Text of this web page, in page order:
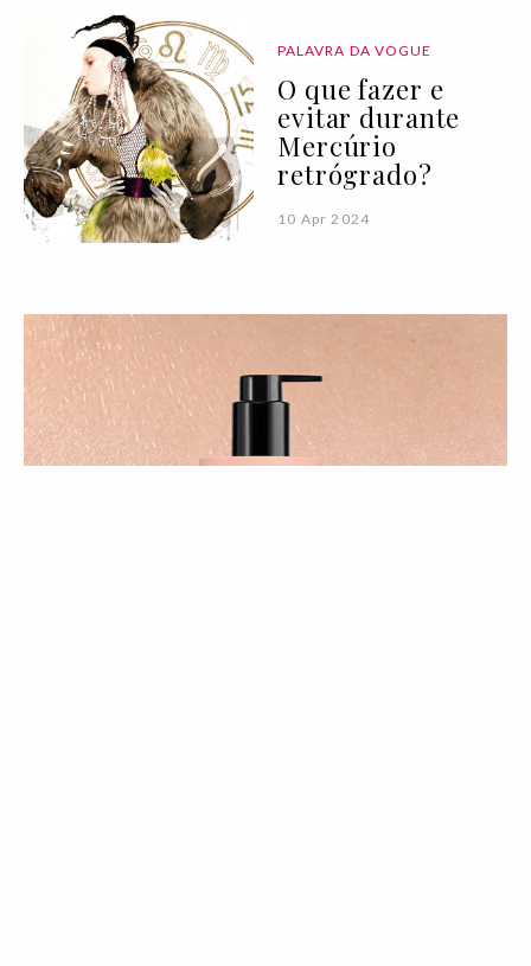
PALAVRA DA VOGUE
O que fazer e
evitar durante
Mercúrio
retrógrado?
10 Apr 2024